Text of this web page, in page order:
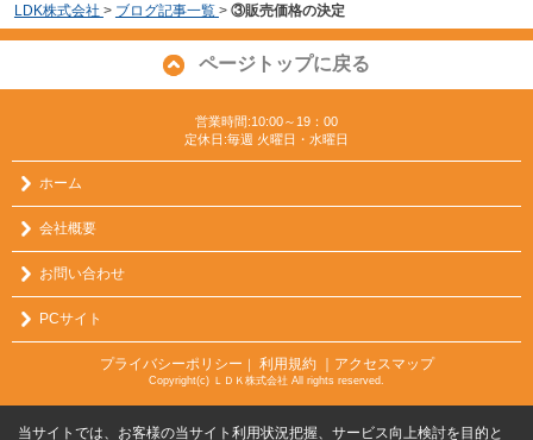
LDK株式会社 > ブログ記事一覧 > ③販売価格の決定
ページトップに戻る
営業時間:10:00～19：00
定休日:毎週 火曜日・水曜日
ホーム
会社概要
お問い合わせ
PCサイト
プライバシーポリシー ｜ 利用規約 ｜アクセスマップ
Copyright(c) ＬＤＫ株式会社 All rights reserved.
当サイトでは、お客様の当サイト利用状況把握、サービス向上検討を目的と